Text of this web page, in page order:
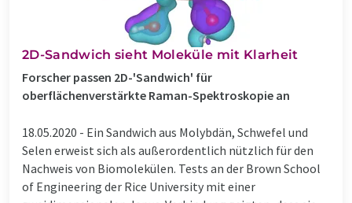
2D-Sandwich sieht Moleküle mit Klarheit
Forscher passen 2D-'Sandwich' für
oberflächenverstärkte Raman-Spektroskopie an
18.05.2020 - Ein Sandwich aus Molybdän, Schwefel und
Selen erweist sich als außerordentlich nützlich für den
Nachweis von Biomolekülen. Tests an der Brown School
of Engineering der Rice University mit einer